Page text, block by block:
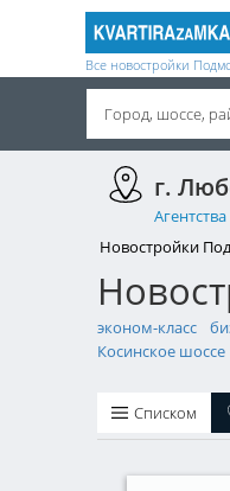
Все новостройки
Город, шоссе,
г.
Новостройки
эконом-класс
Косинское шоссе
Списком